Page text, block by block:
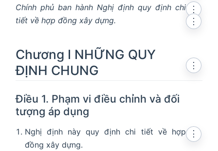
Chính phủ ban hành Nghị định quy định chi
tiết về hợp đồng xây dựng.
⋮
Chương I NHỮNG QUY
ĐỊNH CHUNG
⋮
Điều 1. Phạm vi điều chỉnh và đối
tượng áp dụng
⋮
Nghị định này quy định chi tiết về hợp
đồng xây dựng.
⋮